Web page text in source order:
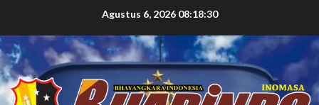
Agustus 6, 2026 08:18:31